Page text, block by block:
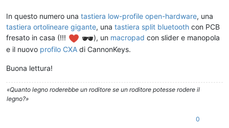
In questo numero una tastiera low-profile open-hardware, una
tastiera ortolineare gigante, una tastiera split bluetooth con PCB
fresato in casa (!!!
), un macropad con slider e manopola
e il nuovo profilo CXA di CannonKeys.
Buona lettura!
«Quanto legno roderebbe un roditore se un roditore potesse rodere il
legno?»
0